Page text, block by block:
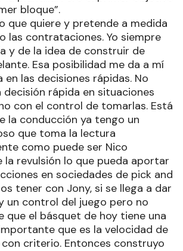
bloque”.
que quiere y pretende a medida
las contrataciones. Yo siempre
y de la idea de construir de
Esa posibilidad me da a mí
en las decisiones rápidas. No
rápida en situaciones
con el control de tomarlas. Está
la conducción ya tengo un
que toma la lectura
como puede ser Nico
la revulsión lo que pueda aportar
en sociedades de pick and
tener con Jony, si se llega a dar
un control del juego pero no
que el básquet de hoy tiene una
que es la velocidad de
criterio. Entonces construyo